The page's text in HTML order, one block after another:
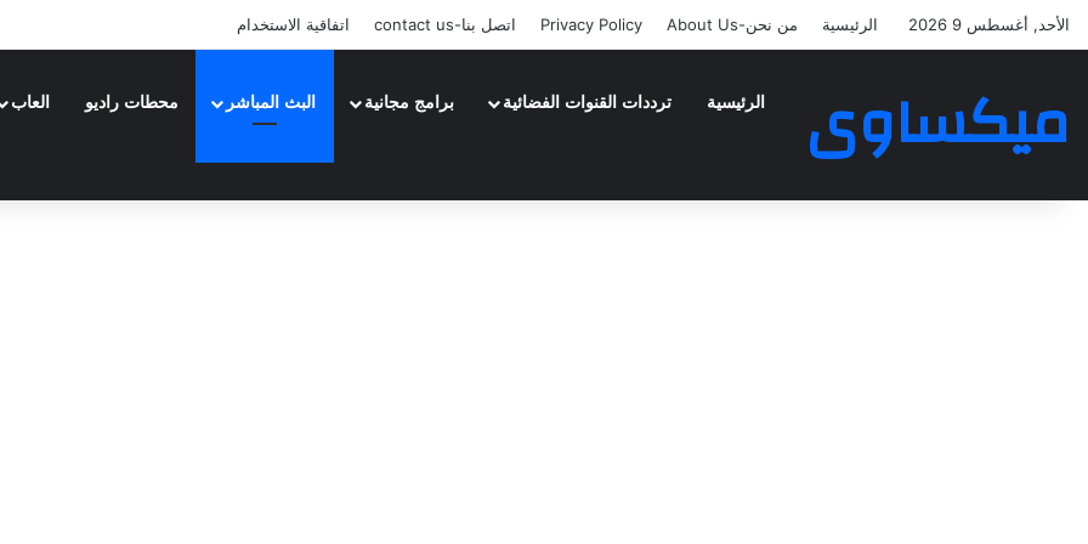
الأحد, أغسطس 9 2026 الرئيسية من نحن-About Us Privacy Policy اتصل بنا-contact us اتفاقية الاستخدام
ميكساوى الرئيسية ترددات القنوات الفضائية برامج مجانية البث المباشر محطات راديو العاب